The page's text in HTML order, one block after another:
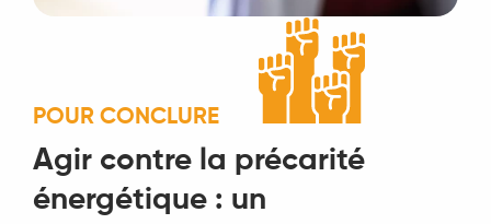
POUR CONCLURE
Agir contre la précarité
énergétique : un